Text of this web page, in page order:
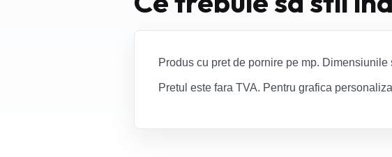
Produs cu pret de pornire pe mp.
Pretul este fara TVA. Pentru grafica